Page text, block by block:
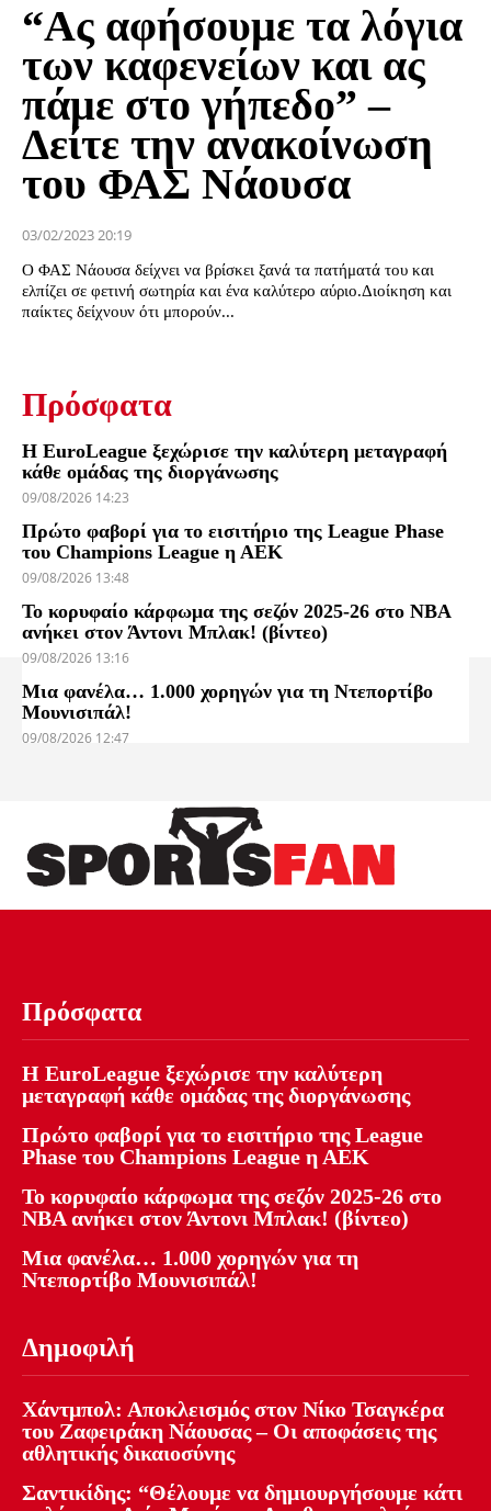
“Ας αφήσουμε τα λόγια
των καφενείων και ας
πάμε στο γήπεδο” –
Δείτε την ανακοίνωση
του ΦΑΣ Νάουσα
03/02/2023 20:19
Ο ΦΑΣ Νάουσα δείχνει να βρίσκει ξανά τα πατήματά του και
ελπίζει σε φετινή σωτηρία και ένα καλύτερο αύριο.Διοίκηση και
παίκτες δείχνουν ότι μπορούν...
Πρόσφατα
Η EuroLeague ξεχώρισε την καλύτερη μεταγραφή
κάθε ομάδας της διοργάνωσης
09/08/2026 14:23
Πρώτο φαβορί για το εισιτήριο της League Phase
του Champions League η ΑΕΚ
09/08/2026 13:48
Το κορυφαίο κάρφωμα της σεζόν 2025-26 στο NBA
ανήκει στον Άντονι Μπλακ! (βίντεο)
09/08/2026 13:16
Μια φανέλα… 1.000 χορηγών για τη Ντεπορτίβο
Μουνισιπάλ!
09/08/2026 12:47
Πρόσφατα
Η EuroLeague ξεχώρισε την καλύτερη
μεταγραφή κάθε ομάδας της διοργάνωσης
Πρώτο φαβορί για το εισιτήριο της League
Phase του Champions League η ΑΕΚ
Το κορυφαίο κάρφωμα της σεζόν 2025-26 στο
NBA ανήκει στον Άντονι Μπλακ! (βίντεο)
Μια φανέλα… 1.000 χορηγών για τη
Ντεπορτίβο Μουνισιπάλ!
Δημοφιλή
Χάντμπολ: Αποκλεισμός στον Νίκο Τσαγκέρα
του Ζαφειράκη Νάουσας – Οι αποφάσεις της
αθλητικής δικαιοσύνης
Σαντικίδης: “Θέλουμε να δημιουργήσουμε κάτι